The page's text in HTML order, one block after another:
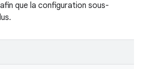
que la configuration sous-